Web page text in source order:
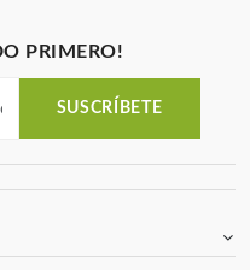
PRIMERO!
SUSCRÍBETE